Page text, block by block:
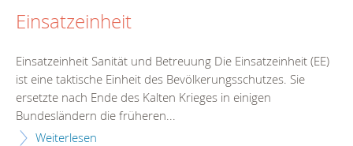
Einsatzeinheit
Einsatzeinheit Sanität und Betreuung Die Einsatzeinheit (EE)
ist eine taktische Einheit des Bevölkerungsschutzes. Sie
ersetzte nach Ende des Kalten Krieges in einigen
Bundesländern die früheren...
Weiterlesen